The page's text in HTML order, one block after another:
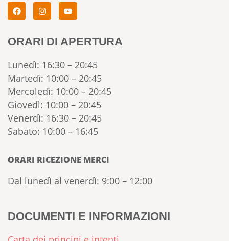
ORARI DI APERTURA
Lunedì: 16:30 – 20:45
Martedì: 10:00 – 20:45
Mercoledì: 10:00 – 20:45
Giovedì: 10:00 – 20:45
Venerdì: 16:30 – 20:45
Sabato: 10:00 – 16:45
ORARI RICEZIONE MERCI
Dal lunedì al venerdì: 9:00 – 12:00
DOCUMENTI E INFORMAZIONI